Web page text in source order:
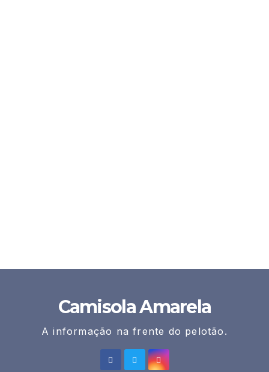
Camisola Amarela
A informação na frente do pelotão.